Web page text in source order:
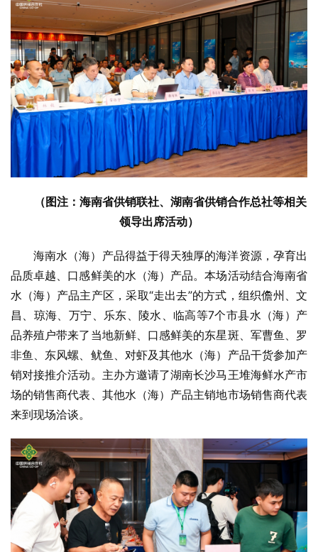
（图注：海南省供销联社、湖南省供销合作总社等相关
领导出席活动）
海南水（海）产品得益于得天独厚的海洋资源，孕育出
品质卓越、口感鲜美的水（海）产品。本场活动结合海南省
水（海）产品主产区，采取“走出去”的方式，组织儋州、文
昌、琼海、万宁、乐东、陵水、临高等7个市县水（海）产
品养殖户带来了当地新鲜、口感鲜美的东星斑、军曹鱼、罗
非鱼、东风螺、鱿鱼、对虾及其他水（海）产品干货参加产
销对接推介活动。主办方邀请了湖南长沙马王堆海鲜水产市
场的销售商代表、其他水（海）产品主销地市场销售商代表
来到现场洽谈。